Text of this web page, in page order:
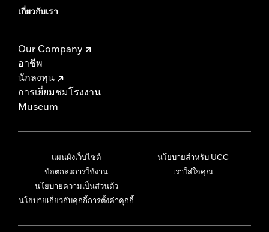
เกี่ยวกับเรา
Our Company
อาชีพ
นักลงทุน
การเยี่ยมชมโรงงาน
Museum
แผนผังเว็บไซต์
ข้อตกลงการใช้งาน
นโยบายความเป็นส่วนตัว
นโยบายเกี่ยวกับคุกกี้การตั้งค่าคุกกี้
นโยบายสำหรับ UGC
เราใส่ใจคุณ